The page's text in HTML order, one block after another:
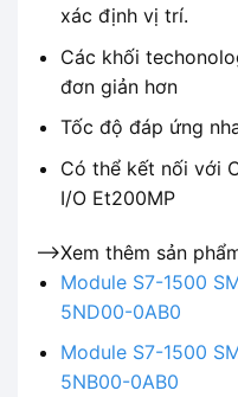
xác định vị trí.
Các khối
đơn giản hơn
Tốc độ đáp ứng
Có thể kết nối với
I/O Et200MP
-->Xem thêm sản
Module S7-1500
5ND00-0AB0
Module S7-1500
5NB00-0AB0